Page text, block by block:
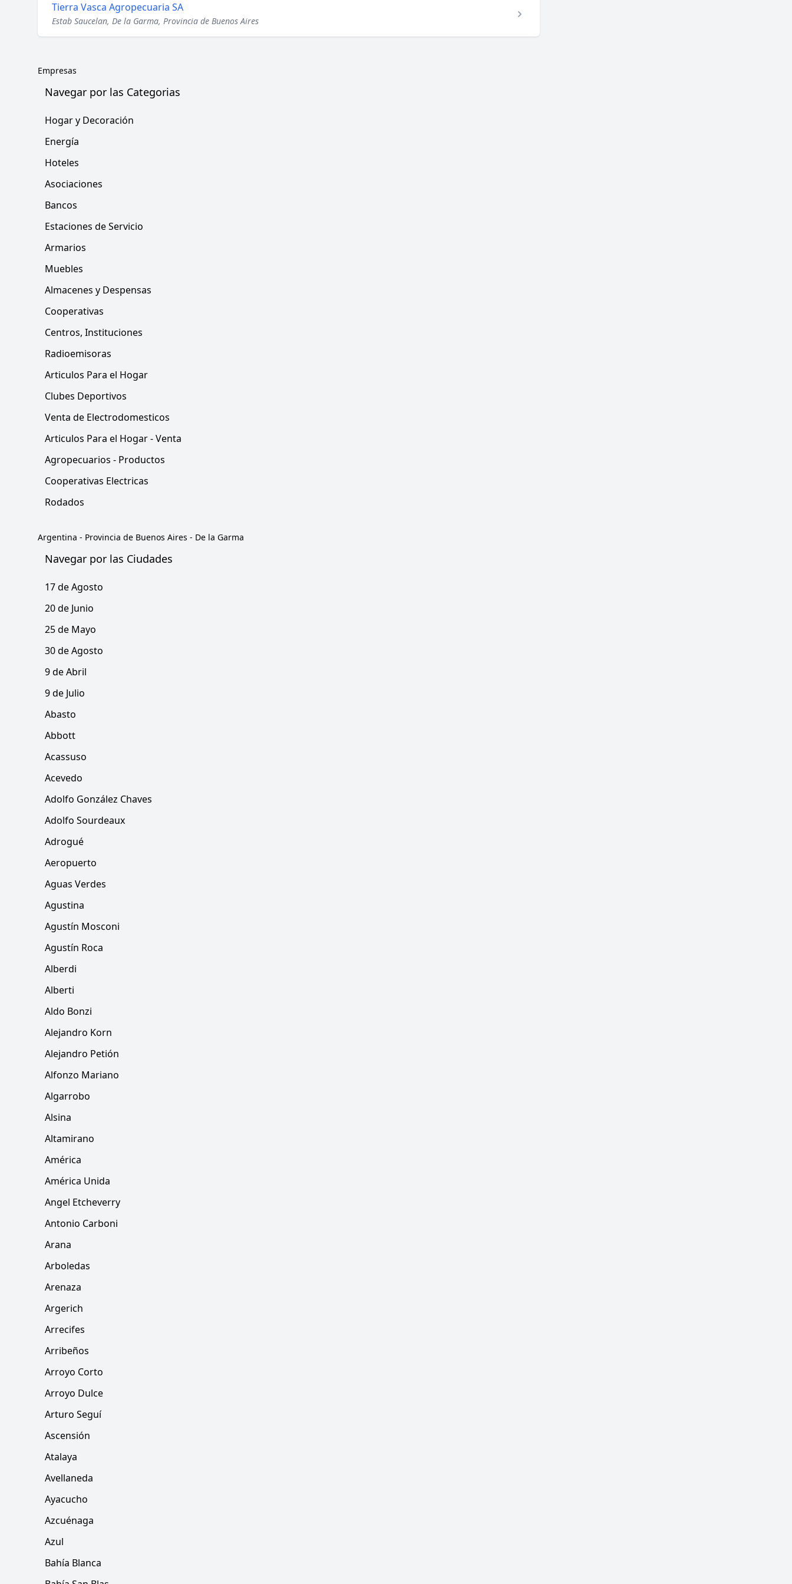
Tierra Vasca Agropecuaria SA
Estab Saucelan, De la Garma, Provincia de Buenos Aires
Empresas
Navegar por las Categorias
Hogar y Decoración
Energía
Hoteles
Asociaciones
Bancos
Estaciones de Servicio
Armarios
Muebles
Almacenes y Despensas
Cooperativas
Centros, Instituciones
Radioemisoras
Articulos Para el Hogar
Clubes Deportivos
Venta de Electrodomesticos
Articulos Para el Hogar - Venta
Agropecuarios - Productos
Cooperativas Electricas
Rodados
Argentina - Provincia de Buenos Aires - De la Garma
Navegar por las Ciudades
17 de Agosto
20 de Junio
25 de Mayo
30 de Agosto
9 de Abril
9 de Julio
Abasto
Abbott
Acassuso
Acevedo
Adolfo González Chaves
Adolfo Sourdeaux
Adrogué
Aeropuerto
Aguas Verdes
Agustina
Agustín Mosconi
Agustín Roca
Alberdi
Alberti
Aldo Bonzi
Alejandro Korn
Alejandro Petión
Alfonzo Mariano
Algarrobo
Alsina
Altamirano
América
América Unida
Angel Etcheverry
Antonio Carboni
Arana
Arboledas
Arenaza
Argerich
Arrecifes
Arribeños
Arroyo Corto
Arroyo Dulce
Arturo Seguí
Ascensión
Atalaya
Avellaneda
Ayacucho
Azcuénaga
Azul
Bahía Blanca